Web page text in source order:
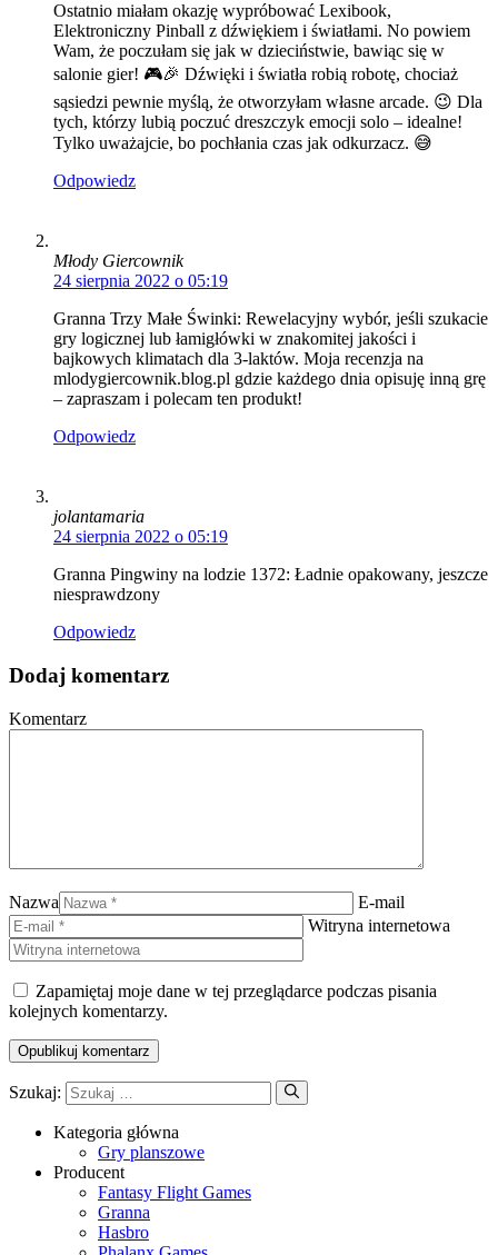
Ostatnio miałam okazję wypróbować Lexibook,
Elektroniczny Pinball z dźwiękiem i światłami. No powiem
Wam, że poczułam się jak w dzieciństwie, bawiąc się w
salonie gier! 🎮🎉 Dźwięki i światła robią robotę, chociaż
sąsiedzi pewnie myślą, że otworzyłam własne arcade. 😉 Dla
tych, którzy lubią poczuć dreszczyk emocji solo – idealne!
Tylko uważajcie, bo pochłania czas jak odkurzacz. 😅
Odpowiedz
Młody Giercownik
24 sierpnia 2022 o 05:19
Granna Trzy Małe Świnki: Rewelacyjny wybór, jeśli szukacie
gry logicznej lub łamigłówki w znakomitej jakości i
bajkowych klimatach dla 3-laktów. Moja recenzja na
mlodygiercownik.blog.pl gdzie każdego dnia opisuję inną grę
– zapraszam i polecam ten produkt!
Odpowiedz
jolantamaria
24 sierpnia 2022 o 05:19
Granna Pingwiny na lodzie 1372: Ładnie opakowany, jeszcze
niesprawdzony
Odpowiedz
Dodaj komentarz
Komentarz
Nazwa
E-mail
Witryna internetowa
Zapamiętaj moje dane w tej przeglądarce podczas pisania
kolejnych komentarzy.
Szukaj:
Kategoria główna
Gry planszowe
Producent
Fantasy Flight Games
Granna
Hasbro